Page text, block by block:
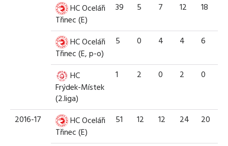
HC Oceláři
Třinec (E)
39 5 7 12 18
HC Oceláři
Třinec (E, p-o)
5 0 4 4 6
HC
Frýdek-Místek
(2.liga)
1 2 0 2 0
2016-17
HC Oceláři
Třinec (E)
51 12 12 24 20